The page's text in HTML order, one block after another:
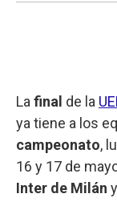
La final de la
ya tiene a los
campeonato,
16 y 17 de
Inter de Milán